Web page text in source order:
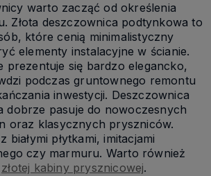
warto zacząć od określenia
Złota deszczownica podtynkowa to
które cenią minimalistyczny
elementy instalacyjne w ścianie.
prezentuje się bardzo elegancko,
podczas gruntownego remontu
inwestycji. Deszczownica
dobrze pasuje do nowoczesnych
oraz klasycznych pryszniców.
białymi płytkami, imitacjami
czy marmuru. Warto również
złotej kabiny prysznicowej.